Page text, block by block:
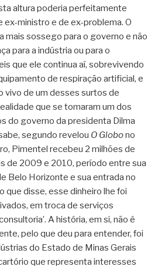
altura poderia perfeitamente
ex-ministro e de ex-problema. O
mais sossego para o governo e não
para a indústria ou para o
que ele continua aí, sobrevivendo
de respiração artificial, e
vivo de um desses surtos de
que se tomaram um dos
do governo da presidenta Dilma
segundo revelou O Globono
Pimentel recebeu 2 milhões de
de 2009 e 2010, período entre sua
Belo Horizonte e sua entrada no
que disse, esse dinheiro lhe foi
em troca de serviços
A história, em si, não é
pelo que deu para entender, foi
do Estado de Minas Gerais
que representa interesses